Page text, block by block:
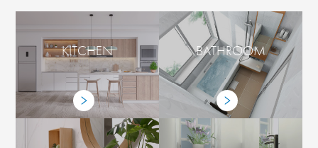
KITCHEN BATHROOM